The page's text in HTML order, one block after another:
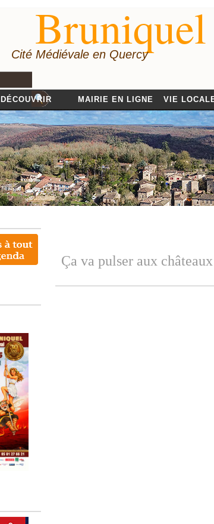
Bruniquel
Cité Médiévale en Quercy
DÉCOUVRIR MAIRIE EN LIGNE VIE
Ça va pulser aux châteaux